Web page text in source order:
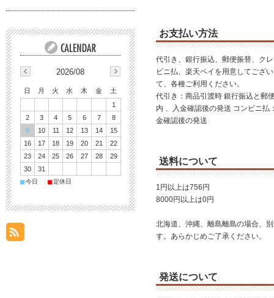
お支払い方法
代引き、銀行振込、郵便振替、ク
ビニ払、楽天ペイを用意してござ
て、各種ご利用ください。
代引き：商品引渡時 銀行振込と郵
内 、入金確認後の発送 コンビニ払
金確認後の発送
送料について
1円以上は756円
8000円以上は0円
北海道、沖縄、離島離島の場合、
す。あらかじめご了承ください。
発送について
2026/08
日 月 火 水 木 金
土
1
2
3 4 5 6 7
8
9
10 11 12 13 14
15
16
17 18 19 20 21
22
23
24 25 26 27 28
29
30
31
■今日 ■定休日